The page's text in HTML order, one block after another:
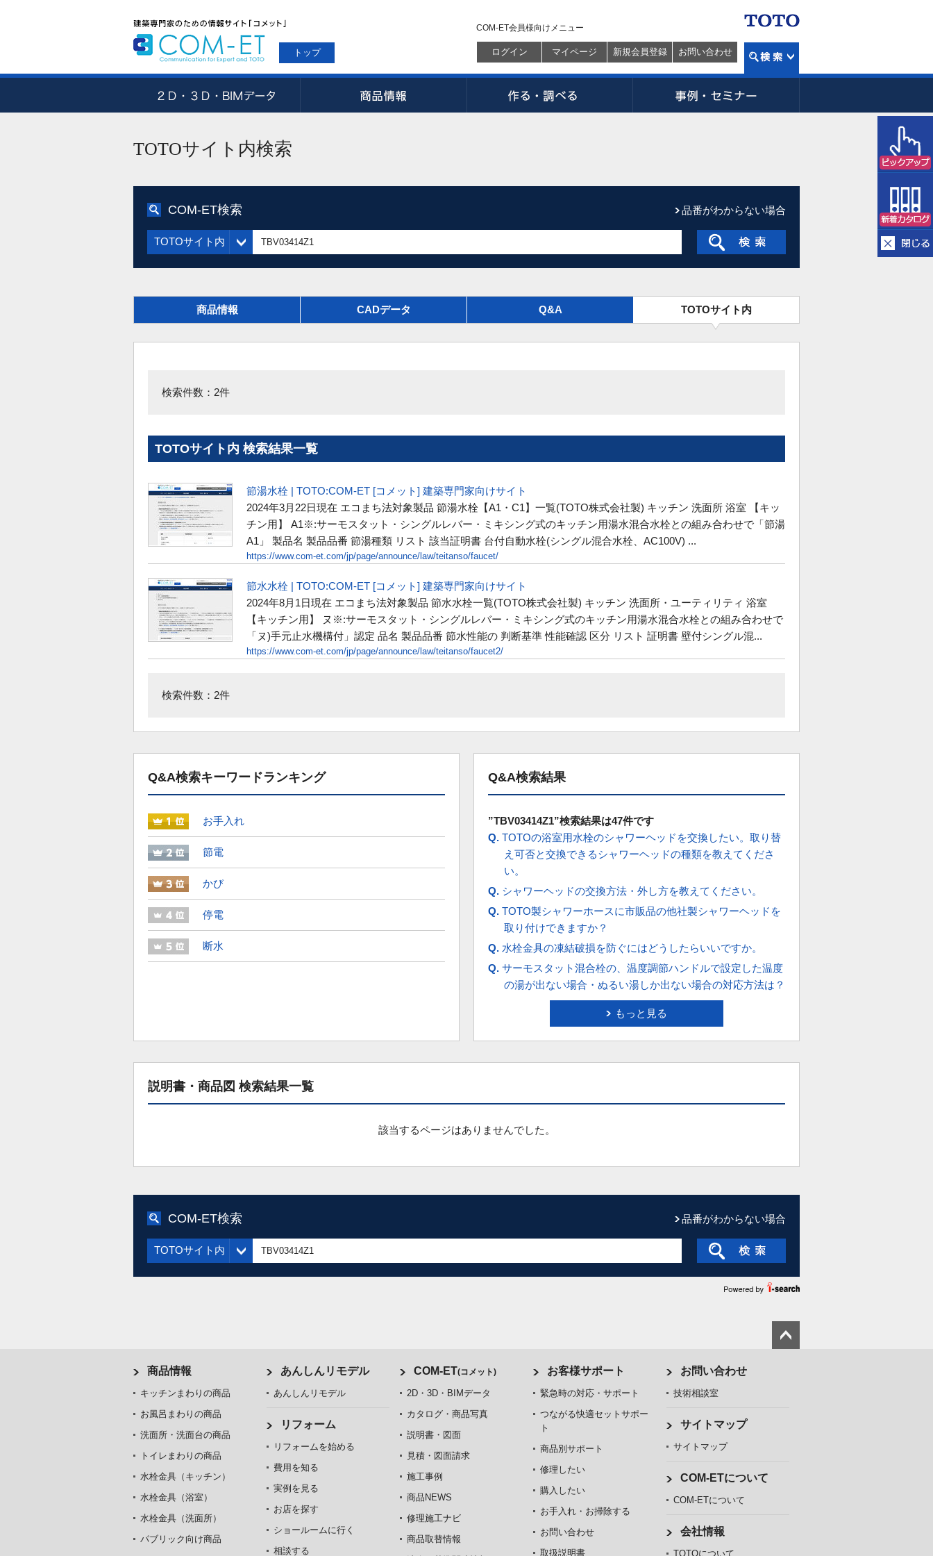
トップ
COM-ET会員様向けメニュー
ログイン マイページ 新規会員登録 お問い合わせ
TOTOサイト内検索
COM-ET検索 品番がわからない場合
TOTOサイト内
商品情報 CADデータ Q&A TOTOサイト内
検索件数：2件
TOTOサイト内 検索結果一覧
節湯水栓 | TOTO:COM-ET [コメット] 建築専門家向けサイト
2024年3月22日現在 エコまち法対象製品 節湯水栓【A1・C1】一覧(TOTO株式会社製) キッチン 洗面所 浴室 【キッ
チン用】 A1※:サーモスタット・シングルレバー・ミキシング式のキッチン用湯水混合水栓との組み合わせで「節湯
A1」 製品名 製品品番 節湯種類 リスト 該当証明書 台付自動水栓(シングル混合水栓、AC100V) ...
https://www.com-et.com/jp/page/announce/law/teitanso/faucet/
節水水栓 | TOTO:COM-ET [コメット] 建築専門家向けサイト
2024年8月1日現在 エコまち法対象製品 節水水栓一覧(TOTO株式会社製) キッチン 洗面所・ユーティリティ 浴室
【キッチン用】 ヌ※:サーモスタット・シングルレバー・ミキシング式のキッチン用湯水混合水栓との組み合わせで
「ヌ)手元止水機構付」認定 品名 製品品番 節水性能の 判断基準 性能確認 区分 リスト 証明書 壁付シングル混...
https://www.com-et.com/jp/page/announce/law/teitanso/faucet2/
検索件数：2件
Q&A検索キーワードランキング
お手入れ
節電
かび
停電
断水
Q&A検索結果
”TBV03414Z1”検索結果は47件です
Q. TOTOの浴室用水栓のシャワーヘッドを交換したい。取り替
え可否と交換できるシャワーヘッドの種類を教えてくださ
い。
Q. シャワーヘッドの交換方法・外し方を教えてください。
Q. TOTO製シャワーホースに市販品の他社製シャワーヘッドを
取り付けできますか？
Q. 水栓金具の凍結破損を防ぐにはどうしたらいいですか。
Q. サーモスタット混合栓の、温度調節ハンドルで設定した温度
の湯が出ない場合・ぬるい湯しか出ない場合の対応方法は？
もっと見る
説明書・商品図 検索結果一覧
該当するページはありませんでした。
COM-ET検索 品番がわからない場合
TOTOサイト内
商品情報
キッチンまわりの商品
お風呂まわりの商品
洗面所・洗面台の商品
トイレまわりの商品
水栓金具（キッチン）
水栓金具（浴室）
水栓金具（洗面所）
パブリック向け商品
あんしんリモデル
あんしんリモデル
リフォーム
リフォームを始める
費用を知る
実例を見る
お店を探す
ショールームに行く
相談する
COM-ET(コメット)
2D・3D・BIMデータ
カタログ・商品写真
説明書・図面
見積・図面請求
施工事例
商品NEWS
修理施工ナビ
商品取替情報
お客様サポート
緊急時の対応・サポート
つながる快適セットサポー
ト
商品別サポート
修理したい
購入したい
お手入れ・お掃除する
お問い合わせ
取扱説明書
お問い合わせ
技術相談室
サイトマップ
サイトマップ
COM-ETについて
COM-ETについて
会社情報
TOTOについて